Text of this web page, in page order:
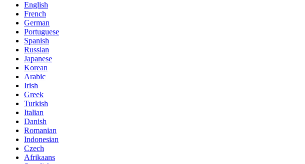
English
French
German
Portuguese
Spanish
Russian
Japanese
Korean
Arabic
Irish
Greek
Turkish
Italian
Danish
Romanian
Indonesian
Czech
Afrikaans